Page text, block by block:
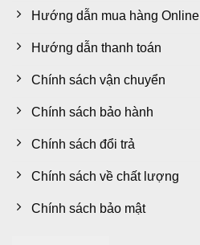
Hướng dẫn mua hàng Online
Hướng dẫn thanh toán
Chính sách vận chuyển
Chính sách bảo hành
Chính sách đổi trả
Chính sách về chất lượng
Chính sách bảo mật